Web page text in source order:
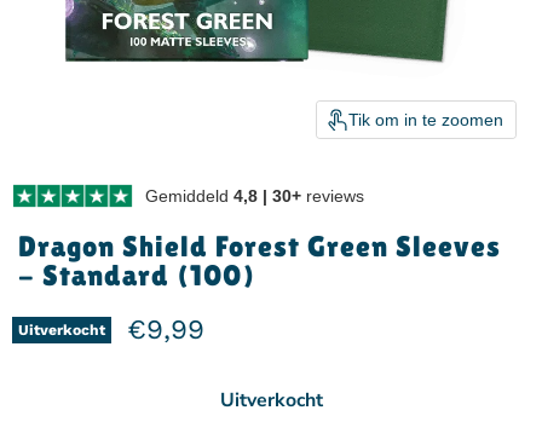
Tik om in te zoomen
Gemiddeld 4,8 | 30+ reviews
Dragon Shield Forest Green Sleeves
- Standard (100)
Uitverkocht Huidige prijs
€9,99
Uitverkocht